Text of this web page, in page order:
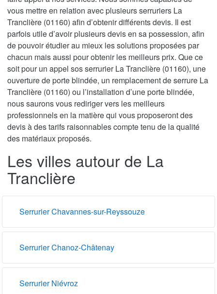
vous mettre en relation avec plusieurs serruriers La
Tranclière (01160) afin d’obtenir différents devis. Il est
parfois utile d’avoir plusieurs devis en sa possession, afin
de pouvoir étudier au mieux les solutions proposées par
chacun mais aussi pour obtenir les meilleurs prix. Que ce
soit pour un appel sos serrurier La Tranclière (01160), une
ouverture de porte blindée, un remplacement de serrure La
Tranclière (01160) ou l’installation d’une porte blindée,
nous saurons vous rediriger vers les meilleurs
professionnels en la matière qui vous proposeront des
devis à des tarifs raisonnables compte tenu de la qualité
des matériaux proposés.
Les villes autour de La
Tranclière
Serrurier Chavannes-sur-Reyssouze
Serrurier Chanoz-Châtenay
Serrurier Niévroz